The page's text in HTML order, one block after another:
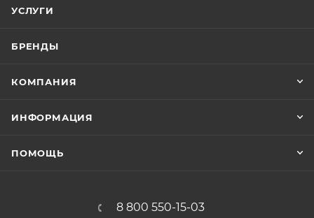
УСЛУГИ
БРЕНДЫ
КОМПАНИЯ
ИНФОРМАЦИЯ
ПОМОЩЬ
8 800 550-15-03